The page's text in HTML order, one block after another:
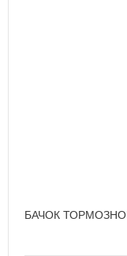
БАЧОК